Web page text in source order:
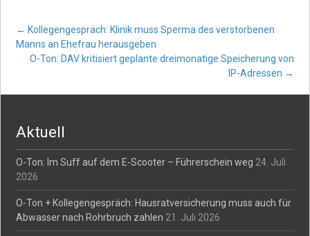
Post
navigation
← Kollegengespräch: Klinik muss Sperma des verstorbenen
Manns an Ehefrau herausgeben
O-Ton: DAV kritisiert geplante dreimonatige Speicherung von
IP-Adressen →
Aktuell
O-Ton: Im Suff auf dem E-Scooter – Führerschein weg 24. Juli
2026
O-Ton + Kollegengespräch: Hausratversicherung muss auch für
Abwasser nach Rohrbruch zahlen 21. Juli 2026